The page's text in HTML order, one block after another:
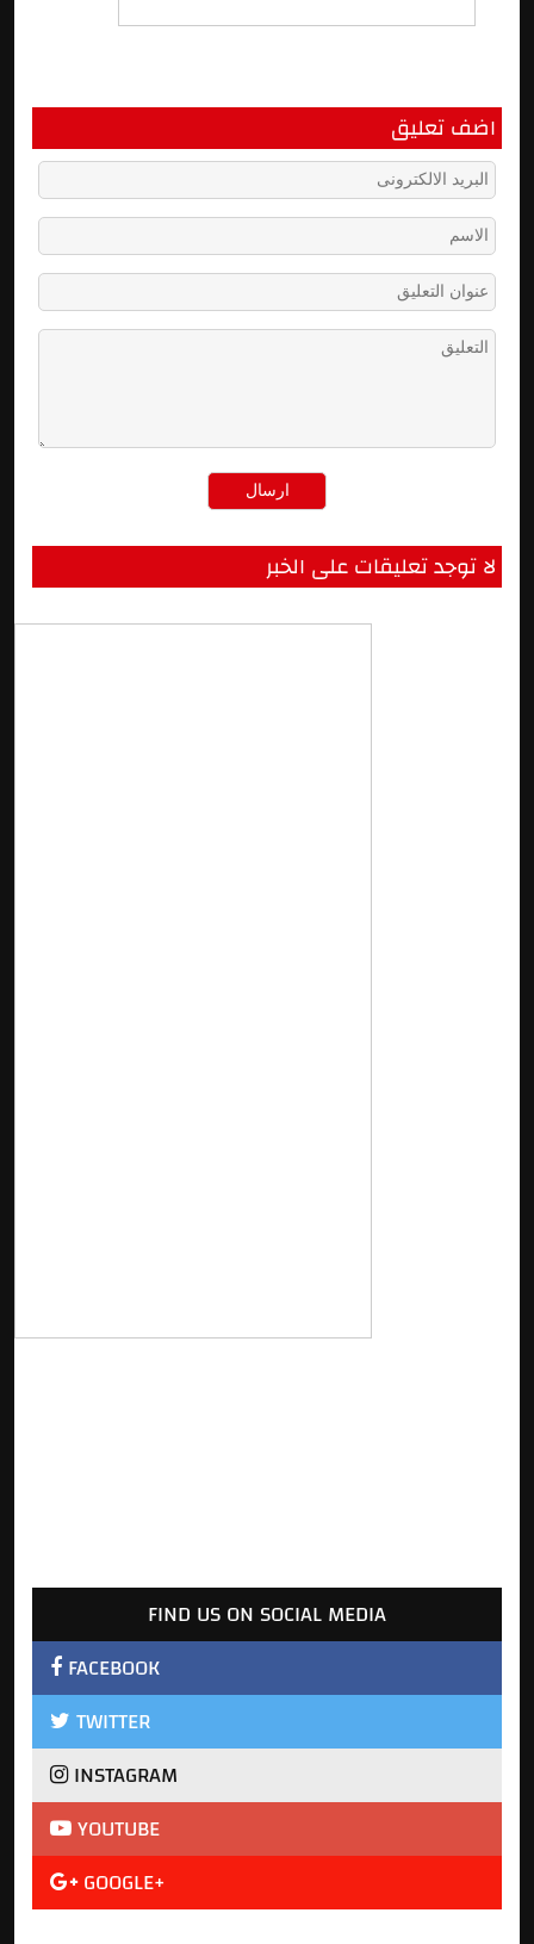
اضف تعليق
لا توجد تعليقات على الخبر
FIND US ON SOCIAL MEDIA
FACEBOOK
TWITTER
INSTAGRAM
YOUTUBE
GOOGLE+